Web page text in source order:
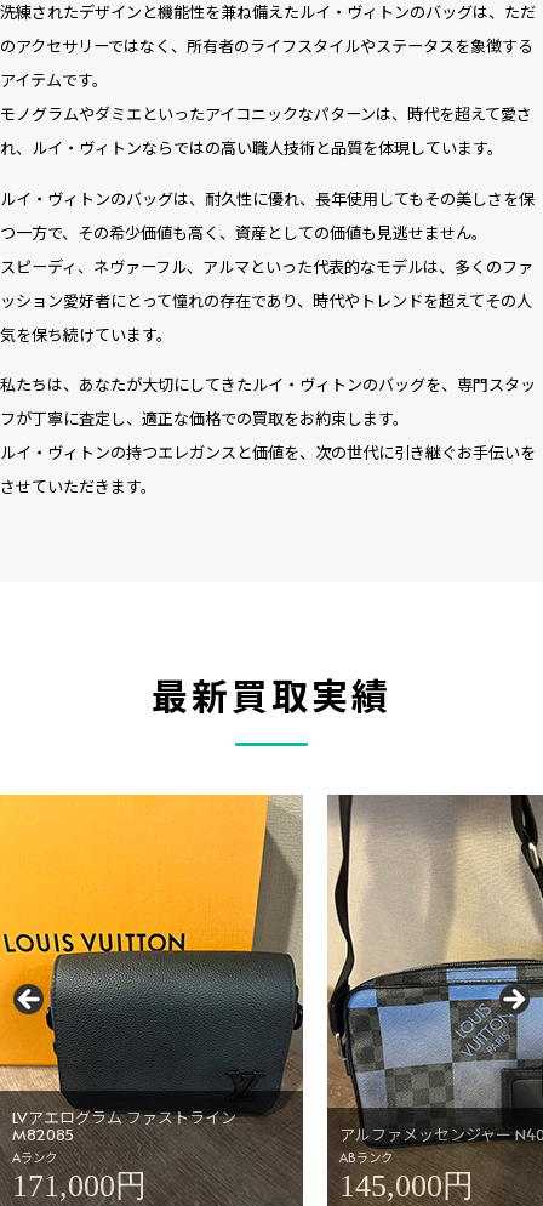
洗練されたデザインと機能性を兼ね備えたルイ・ヴィトンのバッグは、ただ
のアクセサリーではなく、所有者のライフスタイルやステータスを象徴する
アイテムです。
モノグラムやダミエといったアイコニックなパターンは、時代を超えて愛さ
れ、ルイ・ヴィトンならではの高い職人技術と品質を体現しています。
ルイ・ヴィトンのバッグは、耐久性に優れ、長年使用してもその美しさを保
つ一方で、その希少価値も高く、資産としての価値も見逃せません。
スピーディ、ネヴァーフル、アルマといった代表的なモデルは、多くのファ
ッション愛好者にとって憧れの存在であり、時代やトレンドを超えてその人
気を保ち続けています。
私たちは、あなたが大切にしてきたルイ・ヴィトンのバッグを、専門スタッ
フが丁寧に査定し、適正な価格での買取をお約束します。
ルイ・ヴィトンの持つエレガンスと価値を、次の世代に引き継ぐお手伝いを
させていただきます。
最新買取実績
LVアエログラム ファストライン
M82085
Aランク
171,000円
アルファメッセンジャー
ABランク
145,000円